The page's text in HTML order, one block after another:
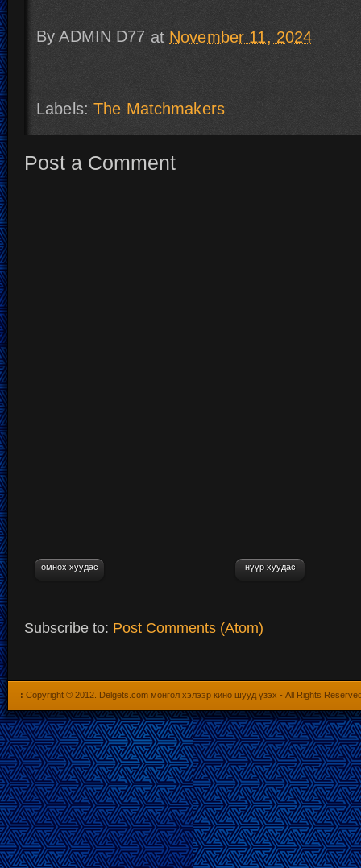
ByADMIN D77 at November 11, 2024
Labels:The Matchmakers
Post a Comment
өмнөх хуудас нүүр хуудас
Subscribe to: Post Comments (Atom)
: Copyright © 2012. Delgets.com монгол хэлээр кино шууд үзэх - All Rights